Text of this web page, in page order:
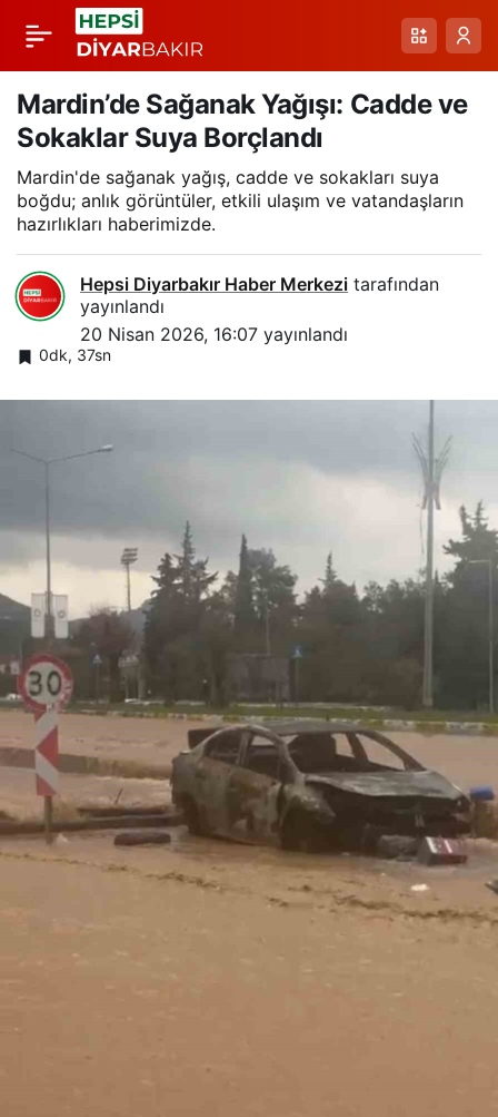
Mardin’de Sağanak Yağışı: Cadde ve
Sokaklar Suya Borçlandı
Mardin'de sağanak yağış, cadde ve sokakları suya
boğdu; anlık görüntüler, etkili ulaşım ve vatandaşların
hazırlıkları haberimizde.
Hepsi Diyarbakır Haber Merkezi tarafından
yayınlandı
20 Nisan 2026, 16:07 yayınlandı
0dk, 37sn
Bingöl Karlıova’da
Nisan Karı: Baharın
Habercisi Beyaz Tatil
Paylaş